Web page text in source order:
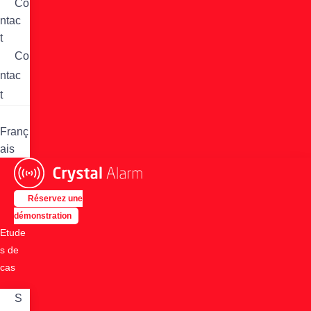
Co
ntac
t
Co
ntac
t
Franç
ais
Réservez une
démonstration
Etude
s de
cas
S